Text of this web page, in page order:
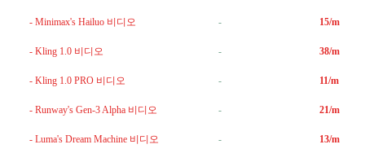
- Minimax's Hailuo 비디오 - 15/m
- Kling 1.0 비디오 - 38/m
- Kling 1.0 PRO 비디오 - 11/m
- Runway's Gen-3 Alpha 비디오 - 21/m
- Luma's Dream Machine 비디오 - 13/m